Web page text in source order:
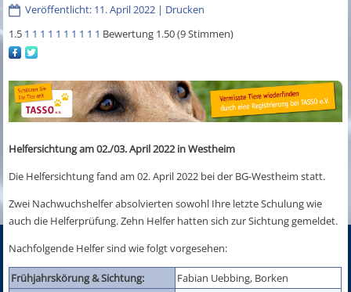
Veröffentlicht: 11. April 2022 | Drucken
1.5 1 1 1 1 1 1 1 1 1 1 Bewertung 1.50 (9 Stimmen)
Helfersichtung am 02./03. April 2022 in Westheim
Die Helfersichtung fand am 02. April 2022 bei der BG-Westheim statt.
Zwei Nachwuchshelfer absolvierten sowohl Ihre letzte Schulung wie
auch die Helferprüfung. Zehn Helfer hatten sich zur Sichtung gemeldet.
Nachfolgende Helfer sind wie folgt vorgesehen:
Frühjahrskörung & Sichtung: Fabian Uebbing, Borken